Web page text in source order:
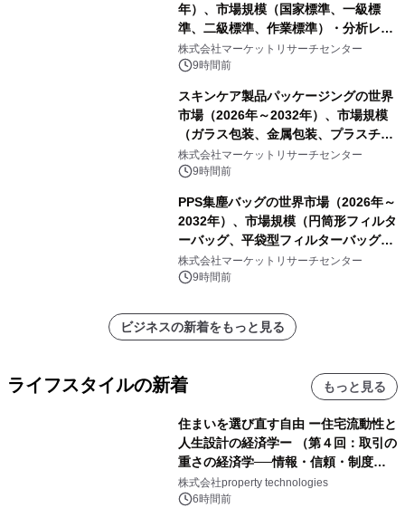
年）、市場規模（国家標準、一級標
準、二級標準、作業標準）・分析レポ
ートを発表
株式会社マーケットリサーチセンター
9時間前
スキンケア製品パッケージングの世界
市場（2026年～2032年）、市場規模
（ガラス包装、金属包装、プラスチッ
ク包装、その他）・分析レポートを発
表
株式会社マーケットリサーチセンター
9時間前
PPS集塵バッグの世界市場（2026年～
2032年）、市場規模（円筒形フィルタ
ーバッグ、平袋型フィルターバッグ、
プリーツフィルターバッグ、その
他）・分析レポートを発表
株式会社マーケットリサーチセンター
9時間前
ビジネスの新着をもっと見る
ライフスタイルの新着 もっと見る
住まいを選び直す自由 ー住宅流動性と
人生設計の経済学ー （第４回：取引の
重さの経済学──情報・信頼・制度を
PropTechはどう組み替えるか）｜
PropTech-Lab
株式会社property technologies
6時間前